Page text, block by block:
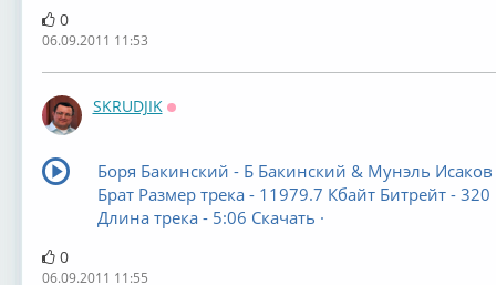
0
06.09.2011 11:53
SKRUDJIK
Боря Бакинский - Б Бакинский & Мунэль Исаков
Брат Размер трека - 11979.7 Кбайт Битрейт - 320
Длина трека - 5:06 Скачать ·
0
06.09.2011 11:55